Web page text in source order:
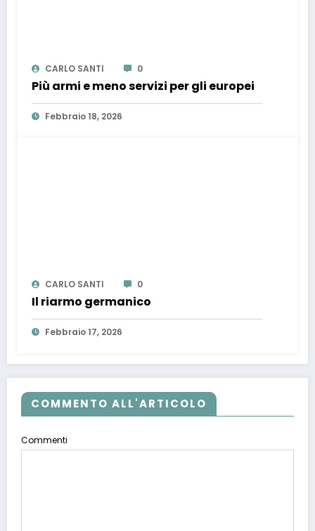
CARLO SANTI 0
Più armi e meno servizi per gli europei
Febbraio 18, 2026
CARLO SANTI 0
Il riarmo germanico
Febbraio 17, 2026
COMMENTO ALL'ARTICOLO
Commenti